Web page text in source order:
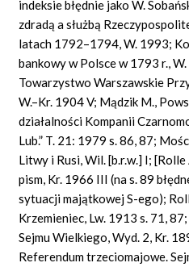
indeksie błędnie jako W.
zdradą a służbą
latach 1792–1794, W. 1993;
bankowy w Polsce w 1793 r.,
Towarzystwo Warszawskie
W.–Kr. 1904 V; Mądzik M.,
działalności Kompanii
Lub.” T. 21: 1979 s. 86, 87;
Litwy i Rusi, Wil. [b.r.w.] I;
pism, Kr. 1966 III (na s. 89
sytuacji majątkowej S-ego);
Krzemieniec, Lw. 1913 s. 71,
Sejmu Wielkiego, Wyd. 2, Kr.
Referendum trzeciomajowe.